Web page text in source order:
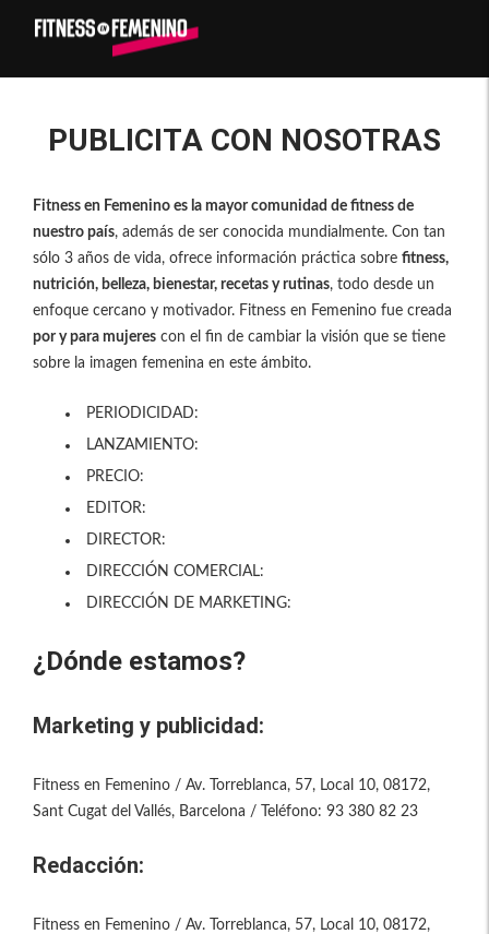
PUBLICITA CON NOSOTRAS
Fitness en Femenino es la mayor comunidad de fitness de
nuestro país, además de ser conocida mundialmente. Con tan
sólo 3 años de vida, ofrece información práctica sobre fitness,
nutrición, belleza, bienestar, recetas y rutinas, todo desde un
enfoque cercano y motivador. Fitness en Femenino fue creada
por y para mujeres con el fin de cambiar la visión que se tiene
sobre la imagen femenina en este ámbito.
PERIODICIDAD:
LANZAMIENTO:
PRECIO:
EDITOR:
DIRECTOR:
DIRECCIÓN COMERCIAL:
DIRECCIÓN DE MARKETING:
¿Dónde estamos?
Marketing y publicidad:
Fitness en Femenino / Av. Torreblanca, 57, Local 10, 08172,
Sant Cugat del Vallés, Barcelona / Teléfono: 93 380 82 23
Redacción:
Fitness en Femenino / Av. Torreblanca, 57, Local 10, 08172,